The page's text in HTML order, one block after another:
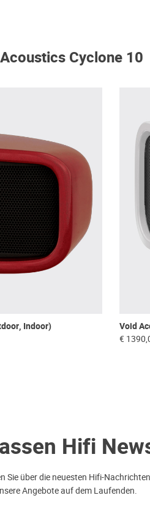
Cyclone 10
Indoor) Void
€
Hifi
Sie über die neuesten Hifi-Nachrichten
Angebote auf dem Laufenden.